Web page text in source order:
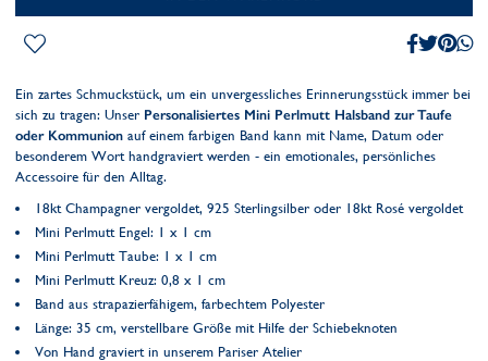
Ein zartes Schmuckstück, um ein unvergessliches Erinnerungsstück immer bei
sich zu tragen: Unser Personalisiertes Mini Perlmutt Halsband zur Taufe
oder Kommunion auf einem farbigen Band kann mit Name, Datum oder
besonderem Wort handgraviert werden - ein emotionales, persönliches
Accessoire für den Alltag.
18kt Champagner vergoldet, 925 Sterlingsilber oder 18kt Rosé vergoldet
Mini Perlmutt Engel: 1 x 1 cm
Mini Perlmutt Taube: 1 x 1 cm
Mini Perlmutt Kreuz: 0,8 x 1 cm
Band aus strapazierfähigem, farbechtem Polyester
Länge: 35 cm, verstellbare Größe mit Hilfe der Schiebeknoten
Von Hand graviert in unserem Pariser Atelier